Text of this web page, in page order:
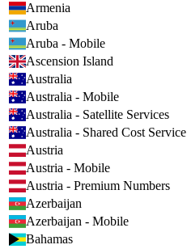
Armenia
Aruba
Aruba - Mobile
Ascension Island
Australia
Australia - Mobile
Australia - Satellite Services
Australia - Shared Cost Service
Austria
Austria - Mobile
Austria - Premium Numbers
Azerbaijan
Azerbaijan - Mobile
Bahamas